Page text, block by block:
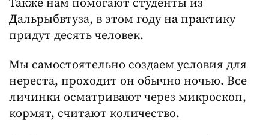
Также нам помогают студенты из
Дальрыбвтуза, в этом году на практику
придут десять человек.
Мы самостоятельно создаем условия для
нереста, проходит он обычно ночью. Все
личинки осматривают через микроскоп,
кормят, считают количество.